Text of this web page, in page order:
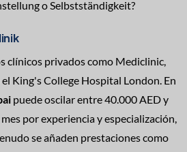
o Selbstständigkeit?
clínicos privados como Mediclinic,
King's College Hospital London. En
puede oscilar entre 40.000 AED y
por experiencia y especialización,
se añaden prestaciones como